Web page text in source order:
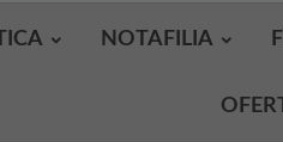
NOTAFILIA